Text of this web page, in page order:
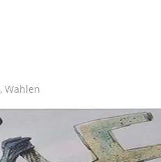
,Wahlen